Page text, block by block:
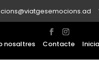
nosaltres Contacte